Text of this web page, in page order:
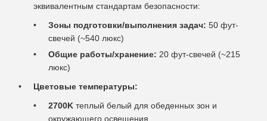
эквивалентным стандартам безопасности:
Зоны подготовки/выполнения задач: 50 фут-
свечей (~540 люкс)
Общие работы/хранение: 20 фут-свечей (~215
люкс)
Цветовые температуры:
2700K теплый белый для обеденных зон и
окружающего освещения